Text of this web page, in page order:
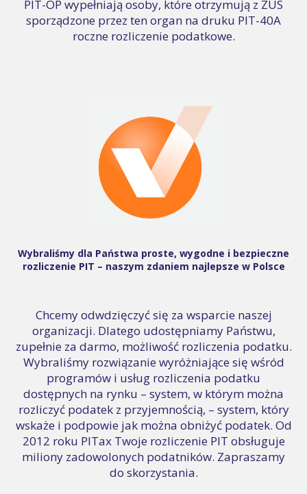
PIT-OP wypełniają osoby, które otrzymują z ZUS
sporządzone przez ten organ na druku PIT-40A
roczne rozliczenie podatkowe.
Wybraliśmy dla Państwa proste, wygodne i bezpieczne
rozliczenie PIT – naszym zdaniem najlepsze w Polsce
Chcemy odwdzięczyć się za wsparcie naszej
organizacji. Dlatego udostępniamy Państwu,
zupełnie za darmo, możliwość rozliczenia podatku.
Wybraliśmy rozwiązanie wyróżniające się wśród
programów i usług rozliczenia podatku
dostępnych na rynku – system, w którym można
rozliczyć podatek z przyjemnością, – system, który
wskaże i podpowie jak można obniżyć podatek. Od
2012 roku PITax Twoje rozliczenie PIT obsługuje
miliony zadowolonych podatników. Zapraszamy
do skorzystania.